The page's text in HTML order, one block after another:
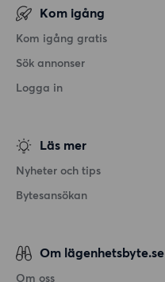
Kom igång
Kom igång gratis
Sök annonser
Logga in
Läs mer
Nyheter och tips
Bytesansökan
Om lägenhetsbyte.se
Om oss